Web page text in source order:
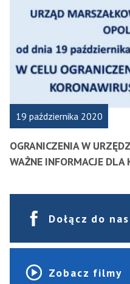
19 października 2020
OGRANICZENIA W
WAŻNE INFORMACJE
Dołącz do
Zobacz filmy